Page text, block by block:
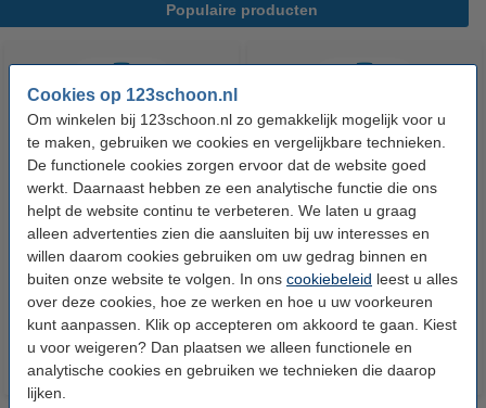
Cookies op 123schoon.nl
Om winkelen bij 123schoon.nl zo gemakkelijk mogelijk voor u
te maken, gebruiken we cookies en vergelijkbare technieken.
De functionele cookies zorgen ervoor dat de website goed
werkt. Daarnaast hebben ze een analytische functie die ons
helpt de website continu te verbeteren. We laten u graag
alleen advertenties zien die aansluiten bij uw interesses en
willen daarom cookies gebruiken om uw gedrag binnen en
buiten onze website te volgen. In ons cookiebeleid leest u alles
over deze cookies, hoe ze werken en hoe u uw voorkeuren
kunt aanpassen. Klik op accepteren om akkoord te gaan. Kiest
u voor weigeren? Dan plaatsen we alleen functionele en
analytische cookies en gebruiken we technieken die daarop
lijken.
Populaire producten
HG Ontkalker Voor Espresso-
en Koffiepadapparaten
(citroenzuur, 500 ml)
HG Koffiemachine Ontkalker |
Melkzuur (500 ml)
€ 6,99